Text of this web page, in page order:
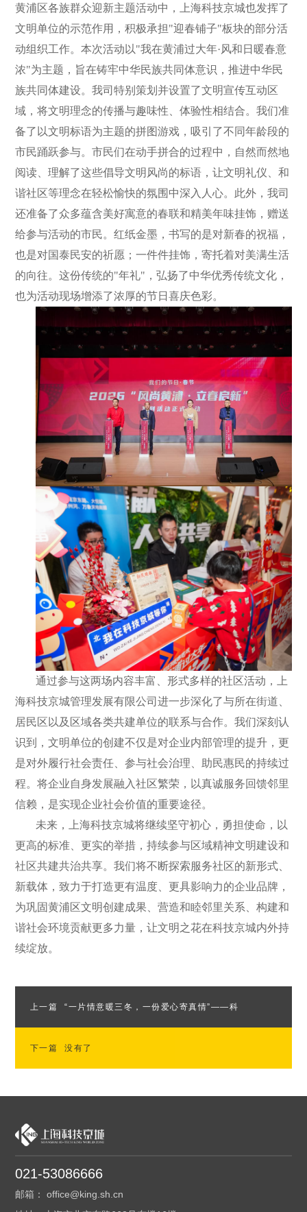
黄浦区各族群众迎新主题活动中，上海科技京城也发挥了
文明单位的示范作用，积极承担"迎春铺子"板块的部分活
动组织工作。本次活动以"我在黄浦过大年·风和日暖春意
浓"为主题，旨在铸牢中华民族共同体意识，推进中华民
族共同体建设。我司特别策划并设置了文明宣传互动区
域，将文明理念的传播与趣味性、体验性相结合。我们准
备了以文明标语为主题的拼图游戏，吸引了不同年龄段的
市民踊跃参与。市民们在动手拼合的过程中，自然而然地
阅读、理解了这些倡导文明风尚的标语，让文明礼仪、和
谐社区等理念在轻松愉快的氛围中深入人心。此外，我司
还准备了众多蕴含美好寓意的春联和精美年味挂饰，赠送
给参与活动的市民。红纸金墨，书写的是对新春的祝福，
也是对国泰民安的祈愿；一件件挂饰，寄托着对美满生活
的向往。这份传统的"年礼"，弘扬了中华优秀传统文化，
也为活动现场增添了浓厚的节日喜庆色彩。
通过参与这两场内容丰富、形式多样的社区活动，上
海科技京城管理发展有限公司进一步深化了与所在街道、
居民区以及区域各类共建单位的联系与合作。我们深刻认
识到，文明单位的创建不仅是对企业内部管理的提升，更
是对外履行社会责任、参与社会治理、助民惠民的持续过
程。将企业自身发展融入社区繁荣，以真诚服务回馈邻里
信赖，是实现企业社会价值的重要途径。
未来，上海科技京城将继续坚守初心，勇担使命，以
更高的标准、更实的举措，持续参与区域精神文明建设和
社区共建共治共享。我们将不断探索服务社区的新形式、
新载体，致力于打造更有温度、更具影响力的企业品牌，
为巩固黄浦区文明创建成果、营造和睦邻里关系、构建和
谐社会环境贡献更多力量，让文明之花在科技京城内外持
续绽放。
上一篇 “一片情意暖三冬，一份爱心寄真情”——科
技京城开展助民惠民服务活动
下一篇 没有了
021-53086666
邮箱： office@king.sh.cn